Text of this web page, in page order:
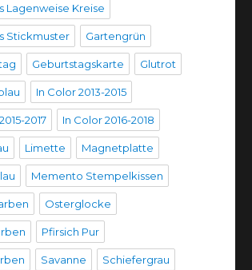
Lagenweise Kreise
Stickmuster Gartengrün
Geburtstagskarte Glutrot
In Color 2013-2015
2017 In Color 2016-2018
Limette Magnetplatte
Memento Stempelkissen
Osterglocke
Pfirsich Pur
Savanne Schiefergrau